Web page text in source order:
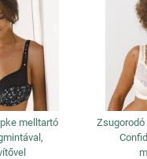
melltartó